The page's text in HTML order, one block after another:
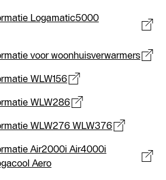
Logamatic5000
voor woonhuisverwarmers
WLW156
WLW286
WLW276 WLW376
Air2000i Air4000i
Aero